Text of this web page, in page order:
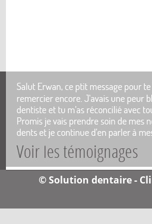
© Solution dentaire -